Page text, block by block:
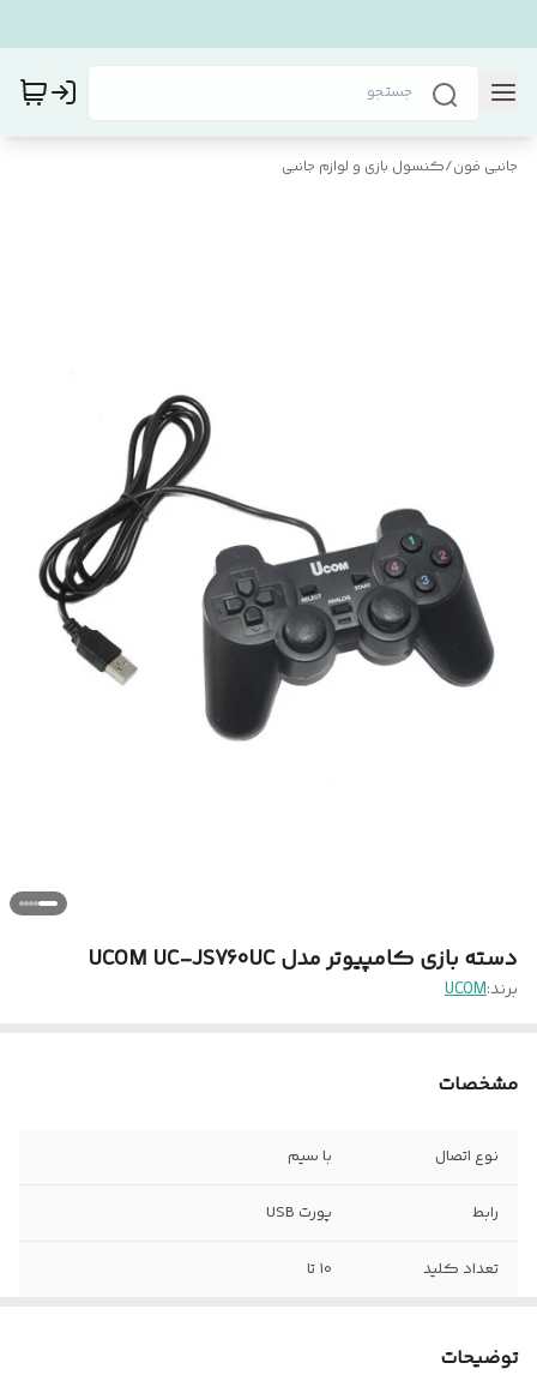
جانبی فون/کنسول بازی و لوازم جانبی
دسته بازی کامپیوتر مدل UCOM UC-JS760UC
برند:UCOM
مشخصات
نوع اتصال با سیم
رابط پورت USB
تعداد کلید ۱۰ تا
توضیحات